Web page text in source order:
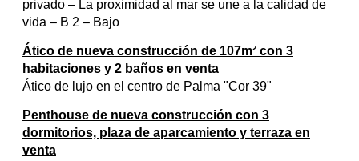
privado – La proximidad al mar se une a la calidad de
vida – B 2 – Bajo
Ático de nueva construcción de 107m² con 3
habitaciones y 2 baños en venta
Ático de lujo en el centro de Palma "Cor 39"
Penthouse de nueva construcción con 3
dormitorios, plaza de aparcamiento y terraza en
venta